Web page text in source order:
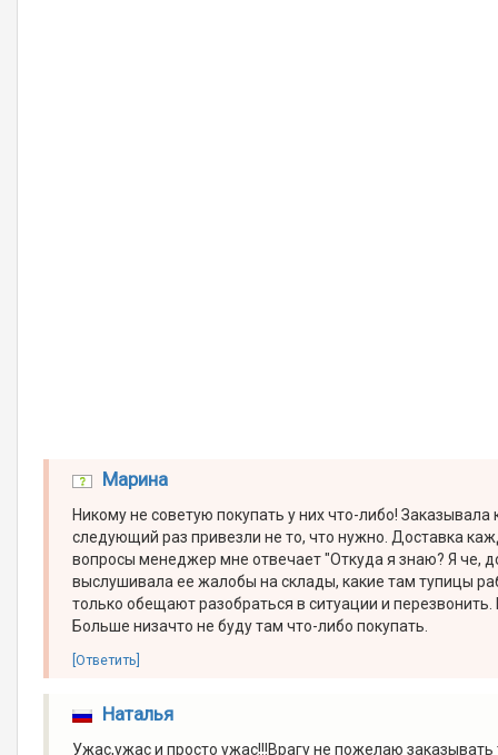
Марина
Никому не советую покупать у них что-либо!
следующий раз привезли не то, что нужно. Доставка
вопросы менеджер мне отвечает "Откуда я знаю? Я че,
выслушивала ее жалобы на склады, какие там тупицы
только обещают разобраться в ситуации и
Больше низачто не буду там что-либо покупать.
[Ответить]
Наталья
Ужас,ужас и просто ужас!!!Врагу не пожелаю